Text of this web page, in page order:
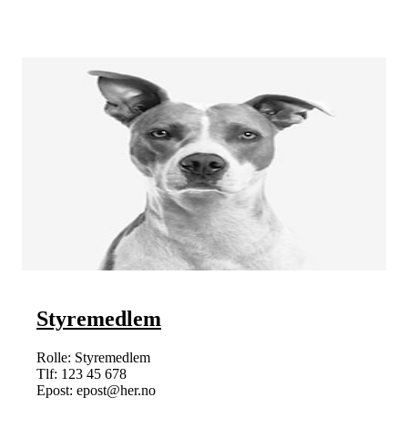
Styremedlem
Rolle: Styremedlem
Tlf: 123 45 678
Epost: epost@her.no